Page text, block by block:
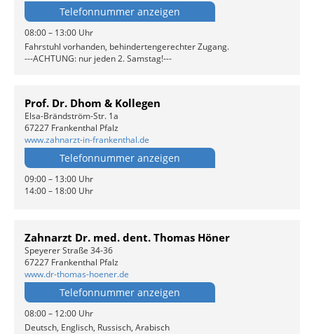
Telefonnummer anzeigen
08:00 – 13:00 Uhr
Fahrstuhl vorhanden, behindertengerechter Zugang.
---ACHTUNG: nur jeden 2. Samstag!---
Prof. Dr. Dhom & Kollegen
Elsa-Brändström-Str. 1a
67227 Frankenthal Pfalz
www.zahnarzt-in-frankenthal.de
Telefonnummer anzeigen
09:00 – 13:00 Uhr
14:00 – 18:00 Uhr
Zahnarzt Dr. med. dent. Thomas Höner
Speyerer Straße 34-36
67227 Frankenthal Pfalz
www.dr-thomas-hoener.de
Telefonnummer anzeigen
08:00 – 12:00 Uhr
Deutsch, Englisch, Russisch, Arabisch